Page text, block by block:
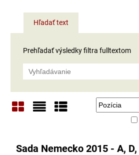
Hľadať text
Prehľadať výsledky filtra fulltextom
Sada Nemecko 2015 - A, D,